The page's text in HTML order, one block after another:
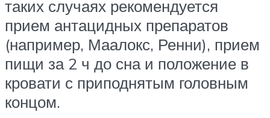
таких случаях рекомендуется
прием антацидных препаратов
(например, Маалокс, Ренни), прием
пищи за 2 ч до сна и положение в
кровати с приподнятым головным
концом.